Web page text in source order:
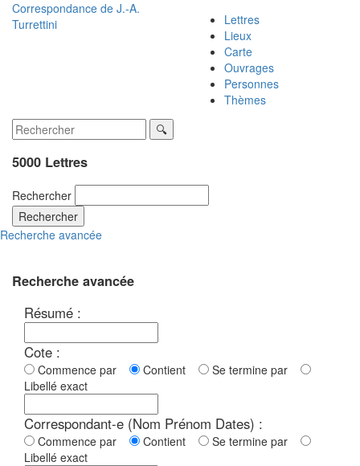
Correspondance de J.-A.
Turrettini
Lettres
Lieux
Carte
Ouvrages
Personnes
Thèmes
5000 Lettres
Rechercher
Rechercher
Recherche avancée
Recherche avancée
Résumé :
Cote :
Commence par Contient
Se termine par
Libellé exact
Correspondant-e (Nom Prénom Dates) :
Commence par Contient
Se termine par
Libellé exact